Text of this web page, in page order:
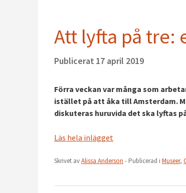
Att lyfta på tre:
Publicerat 17 april 2019
Förra veckan var många som
istället på att åka till Amsterdam.
diskuteras huruvida det ska lyftas
Läs hela inlägget
Skrivet avAlissa Anderson - Publicerad i Museer,